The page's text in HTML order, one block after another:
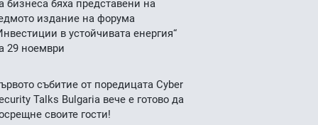
бизнеса бяха представени на
издание на форума
в устойчивата енергия“
29 ноември
събитие от поредицата Cyber
Talks Bulgaria вече е готово да
своите гости!